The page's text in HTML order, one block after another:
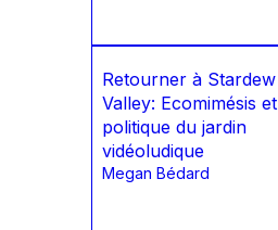
Retourner à Stardew
Valley: Ecomimésis et
politique du jardin
vidéoludique
Megan Bédard